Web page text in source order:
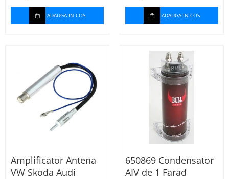
ADAUGA IN COS ADAUGA IN COS
Amplificator Antena
VW Skoda Audi
650869 Condensator
AIV de 1 Farad